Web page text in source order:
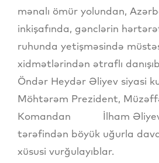
mənalı ömür yolundan,
inkişafında, gənclərin
ruhunda yetişməsində
xidmətlərindən ətraflı
Öndər Heydər Əliyev siyasi
Möhtərəm Prezident,
Komandan İlham Əliyev
tərəfindən böyük uğurla
xüsusi vurğulayıblar.